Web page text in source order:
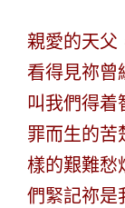
親愛的天父
看得見祢曾
叫我們得着
罪而生的苦
樣的艱難愁
們緊記祢是